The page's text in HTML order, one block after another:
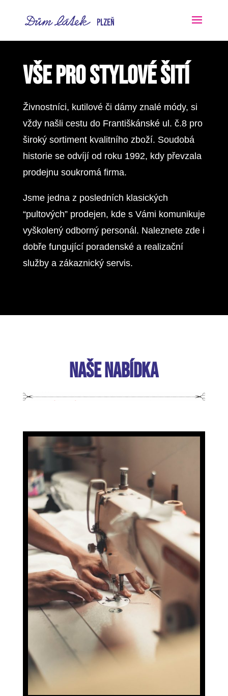
VŠE PRO STYLOVÉ ŠITÍ
Živnostníci, kutilové či dámy znalé módy, si
vždy našli cestu do Františkánské ul. č.8 pro
široký sortiment kvalitního zboží. Soudobá
historie se odvíjí od roku 1992, kdy převzala
prodejnu soukromá firma.
Jsme jedna z posledních klasických
“pultových” prodejen, kde s Vámi komunikuje
vyškolený odborný personál. Naleznete zde i
dobře fungující poradenské a realizační
služby a zákaznický servis.
NAŠE NABÍDKA